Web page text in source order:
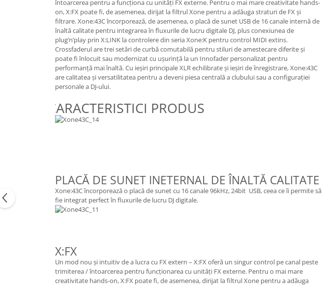
Interfete audio
Accesorii pentru Microfoane
Headset-uri si lavaliere
Microfoane cu fir pentru live
Microfoane de captura
Accesorii mixere
Mixere analogice
Monitorizare In-Ear
Stative pentru Boxe
Stative pentru Microfoane
întoarcerea pentru a funcționa cu unități FX externe. Pentru o mai mare creativitate hands-
on, X:FX poate fi, de asemenea, dirijat la filtrul Xone pentru a adăuga straturi de FX și
filtrare. Xone:43C încorporează, de asemenea, o placă de sunet USB de 16 canale internă de
înaltă calitate pentru integrarea în fluxurile de lucru digitale DJ, plus conexiunea de
plug’n’play prin X:LINK la controlere din seria Xone:K pentru control MIDI extins.
Crossfaderul are trei setări de curbă comutabilă pentru stiluri de amestecare diferite și
poate fi înlocuit sau modernizat cu ușurință la un Innofader personalizat pentru
performanță mai înaltă. Cu ieșiri principale XLR echilibrate și ieșiri de înregistrare, Xone:43C
are calitatea și versatilitatea pentru a deveni piesa centrală a clubului sau a configurației
personale a DJ-ului.
CARACTERISTICI PRODUS
PLACĂ DE SUNET INETERNAL DE ÎNALTĂ CALITATE
Xone:43C încorporează o placă de sunet cu 16 canale 96kHz, 24bit USB, ceea ce îi permite să
fie integrat perfect în fluxurile de lucru DJ digitale.
X:FX
Un mod nou și intuitiv de a lucra cu FX extern – X:FX oferă un singur control pe canal peste
trimiterea / întoarcerea pentru funcționarea cu unități FX externe. Pentru o mai mare
creativitate hands-on, X:FX poate fi, de asemenea, dirijat la filtrul Xone pentru a adăuga